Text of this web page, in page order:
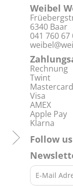
Weibel
6340 Baar
041 760 67
Rechnung
Twint
Mastercard
Visa
AMEX
Apple Pay
Klarna
Follow us